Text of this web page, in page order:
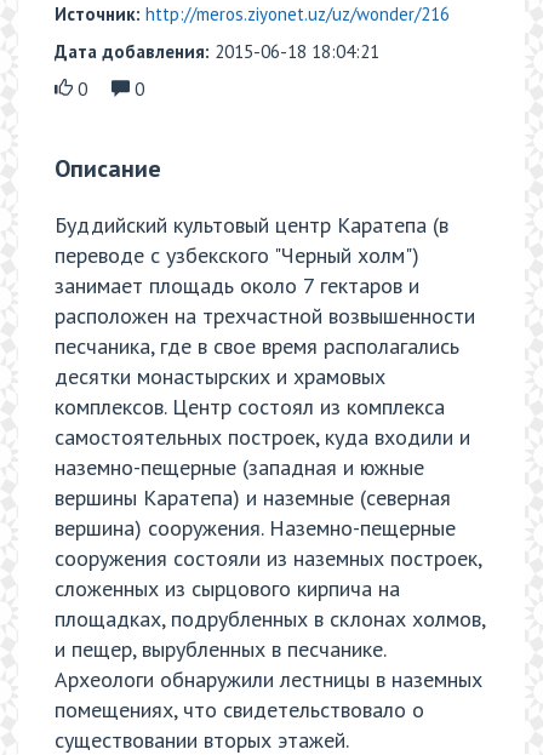
Источник: http://meros.ziyonet.uz/uz/wonder/216
Дата добавления: 2015-06-18 18:04:21
0
0
Описание
Буддийский культовый центр Каратепа (в
переводе с узбекского "Черный холм")
занимает площадь около 7 гектаров и
расположен на трехчастной возвышенности
песчаника, где в свое время располагались
десятки монастырских и храмовых
комплексов. Центр состоял из комплекса
самостоятельных построек, куда входили и
наземно-пещерные (западная и южные
вершины Каратепа) и наземные (северная
вершина) сооружения. Наземно-пещерные
сооружения состояли из наземных построек,
сложенных из сырцового кирпича на
площадках, подрубленных в склонах холмов,
и пещер, вырубленных в песчанике.
Археологи обнаружили лестницы в наземных
помещениях, что свидетельствовало о
существовании вторых этажей.